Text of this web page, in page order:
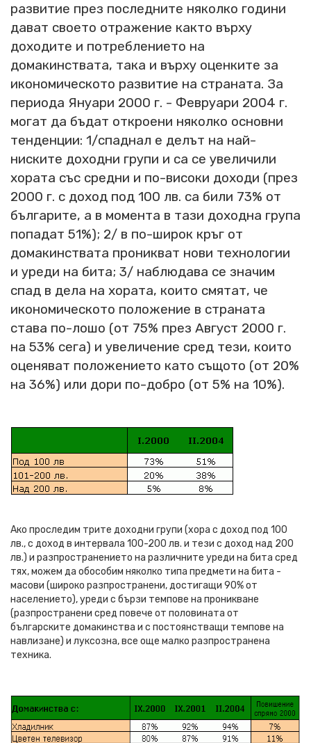
развитие през последните няколко години
дават своето отражение както върху
доходите и потреблението на
домакинствата, така и върху оценките за
икономическото развитие на страната. За
периода Януари 2000 г. - Февруари 2004 г.
могат да бъдат откроени няколко основни
тенденции: 1/спаднал е делът на най-
ниските доходни групи и са се увеличили
хората със средни и по-високи доходи (през
2000 г. с доход под 100 лв. са били 73% от
българите, а в момента в тази доходна група
попадат 51%); 2/ в по-широк кръг от
домакинствата проникват нови технологии
и уреди на бита; 3/ наблюдава се значим
спад в дела на хората, които смятат, че
икономическото положение в страната
става по-лошо (от 75% през Август 2000 г.
на 53% сега) и увеличение сред тези, които
оценяват положението като същото (от 20%
на 36%) или дори по-добро (от 5% на 10%).
Ако проследим трите доходни групи (хора с доход под 100
лв., с доход в интервала 100-200 лв. и тези с доход над 200
лв.) и разпространението на различните уреди на бита сред
тях, можем да обособим няколко типа предмети на бита -
масови (широко разпространени, достигащи 90% от
населението), уреди с бързи темпове на проникване
(разпространени сред повече от половината от
българските домакинства и с постоянстващи темпове на
навлизане) и луксозна, все още малко разпространена
техника.